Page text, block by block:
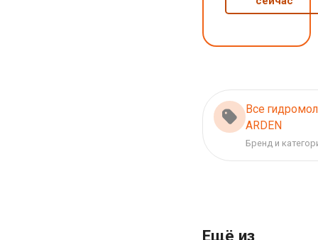
Все
ARDEN
Бренд и
Ещё из